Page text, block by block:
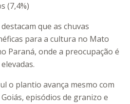
(7,4%)
que as chuvas
para a cultura no Mato
Paraná, onde a preocupação é
o plantio avança mesmo com
episódios de granizo e